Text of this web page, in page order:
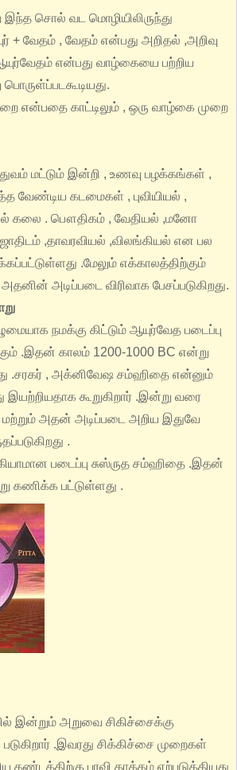
சொல் வட மொழியிலிருந்து
+ வேதம் , வேதம் என்பது அறிதல் ,அறிவு
என்பது வாழ்கையை பற்றிய
என்பதை காட்டிலும் , ஒரு வாழ்கை முறை
மட்டும் இன்றி , உணவு பழக்கங்கள் ,
வேண்டிய கடமைகள் , புவியியல் ,
கலை . பௌதிகம் , வேதியல் ,மனோ
,தாவரவியல் ,விலங்கியல் என பல
.மேலும் எக்காலத்திற்கும்
அடிப்படை விரிவாக பேசப்படுகிறது.
நமக்கு கிட்டும் ஆயுர்வேத படைப்பு
.இதன் காலம் 1200-1000 BC என்று
.சரகர் , அக்னிவேஷ சம்ஹிதை என்னும்
இயற்றியதாக கூறுகிறார் .இன்று வரை
மற்றும் அதன் அடிப்படை அறிய இதுவே
.
படைப்பு சுஸ்ருத சம்ஹிதை .இதன்
கணிக்க பட்டுள்ளது .
இன்றும் அறுவை சிகிச்சைக்கு
.இவரது சிக்கிச்சை முறைகள்
கண்டத்திற்கு பரவி தாக்கம் ஏற்படுத்தியது